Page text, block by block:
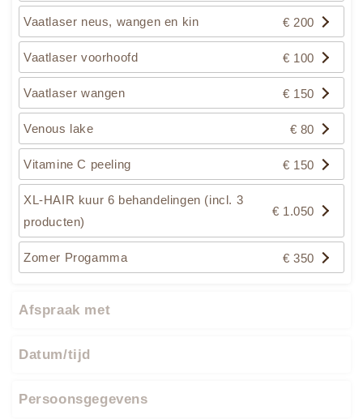
Vaatlaser neus, wangen en kin € 200
Vaatlaser voorhoofd € 100
Vaatlaser wangen € 150
Venous lake € 80
Vitamine C peeling € 150
XL-HAIR kuur 6 behandelingen (incl. 3
producten)
€ 1.050
Zomer Progamma € 350
Afspraak met
Datum/tijd
Persoonsgegevens